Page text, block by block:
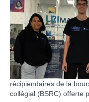
récipiendaires de la
collégial (BSRC) offerte